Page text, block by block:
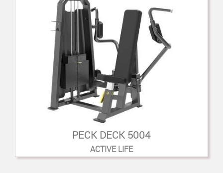
PECK DECK 5004
ACTIVE LIFE